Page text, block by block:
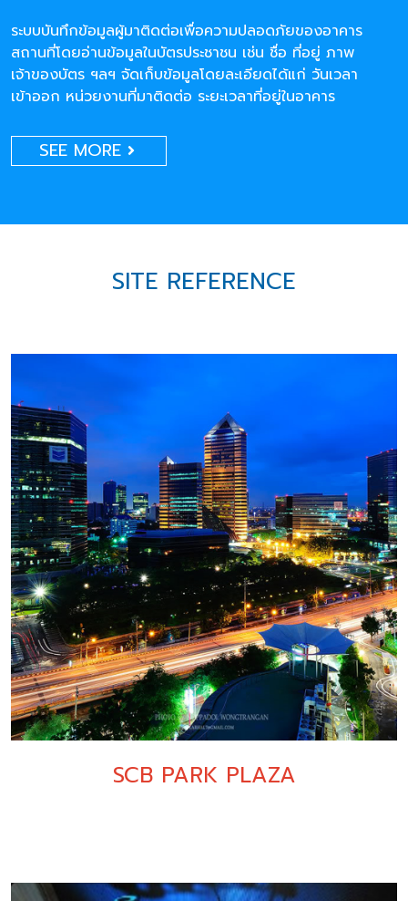
ระบบบันทึกข้อมูลผู้มาติดต่อเพื่อความปลอดภัยของอาคาร
สถานที่โดยอ่านข้อมูลในบัตรประชาชน เช่น ชื่อ ที่อยู่ ภาพ
เจ้าของบัตร ฯลฯ จัดเก็บข้อมูลโดยละเอียดได้แก่ วันเวลา
เข้าออก หน่วยงานที่มาติดต่อ ระยะเวลาที่อยู่ในอาคาร
SEE MORE
SITE REFERENCE
SCB PARK PLAZA